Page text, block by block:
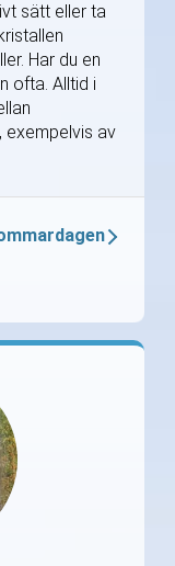
sätt eller ta
Har du en
ofta. Alltid i
exempelvis av